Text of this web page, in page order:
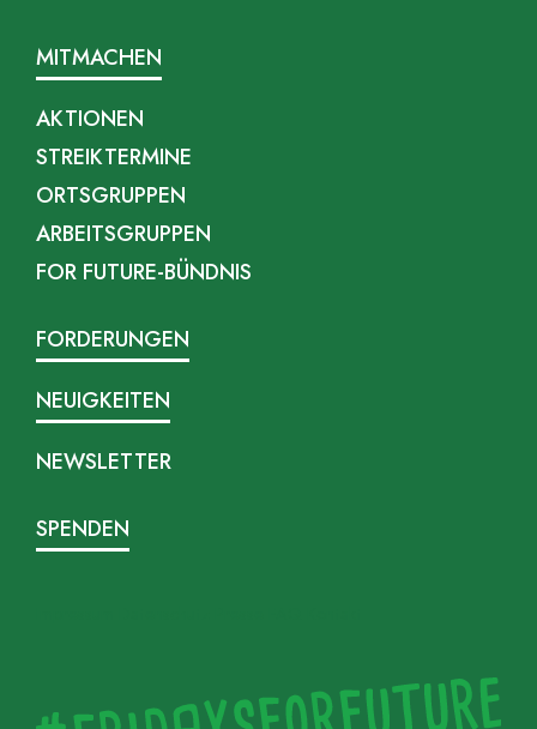
MITMACHEN
AKTIONEN
STREIKTERMINE
ORTSGRUPPEN
ARBEITSGRUPPEN
FOR FUTURE-BÜNDNIS
FORDERUNGEN
NEUIGKEITEN
NEWSLETTER
SPENDEN